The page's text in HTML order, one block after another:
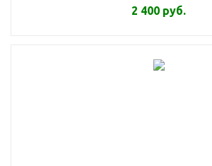
2 400 руб.